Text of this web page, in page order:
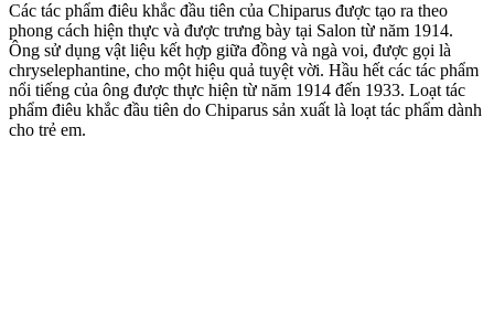
Các tác phẩm điêu khắc đầu tiên của Chiparus được tạo ra theo
phong cách hiện thực và được trưng bày tại Salon từ năm 1914.
Ông sử dụng vật liệu kết hợp giữa đồng và ngà voi, được gọi là
chryselephantine, cho một hiệu quả tuyệt vời. Hầu hết các tác phẩm
nổi tiếng của ông được thực hiện từ năm 1914 đến 1933. Loạt tác
phẩm điêu khắc đầu tiên do Chiparus sản xuất là loạt tác phẩm dành
cho trẻ em.